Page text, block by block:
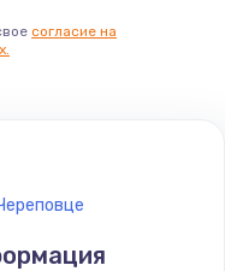
согласие на